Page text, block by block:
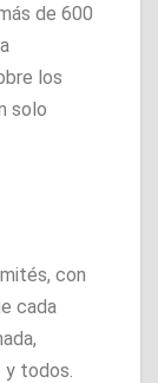
de 600
los
solo
con
cada
todos.